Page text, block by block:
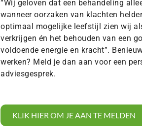
“Wij geloven dat een behandeling
wanneer oorzaken van klachten
optimaal mogelijke leefstijl zien wij
verkrijgen én het behouden van een
voldoende energie en kracht”.
werken? Meld je dan aan voor een
adviesgesprek.
KLIK HIER OM JE AAN TE MELDEN